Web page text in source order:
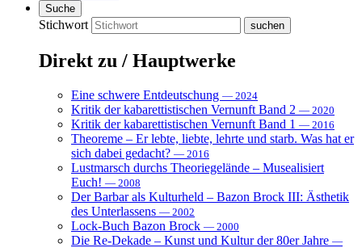
Suche
Stichwort
Direkt zu / Hauptwerke
Eine schwere Entdeutschung — 2024
Kritik der kabarettistischen Vernunft Band 2 — 2020
Kritik der kabarettistischen Vernunft Band 1 — 2016
Theoreme – Er lebte, liebte, lehrte und starb. Was hat er
sich dabei gedacht? — 2016
Lustmarsch durchs Theoriegelände – Musealisiert
Euch! — 2008
Der Barbar als Kulturheld – Bazon Brock III: Ästhetik
des Unterlassens — 2002
Lock-Buch Bazon Brock — 2000
Die Re-Dekade – Kunst und Kultur der 80er Jahre —